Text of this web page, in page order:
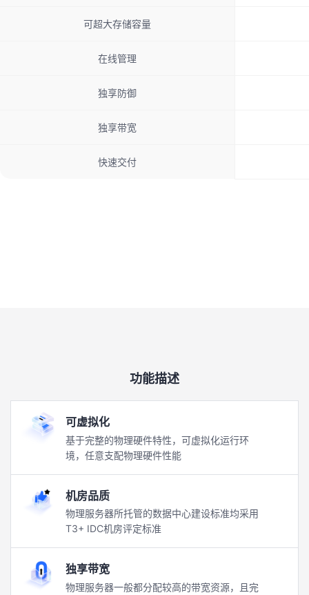
可超大存储容量
在线管理
独享防御
独享带宽
快速交付
功能描述
可虚拟化
基于完整的物理硬件特性，可虚拟化运行环
境，任意支配物理硬件性能
机房品质
物理服务器所托管的数据中心建设标准均采用
T3+ IDC机房评定标准
独享带宽
物理服务器一般都分配较高的带宽资源，且完